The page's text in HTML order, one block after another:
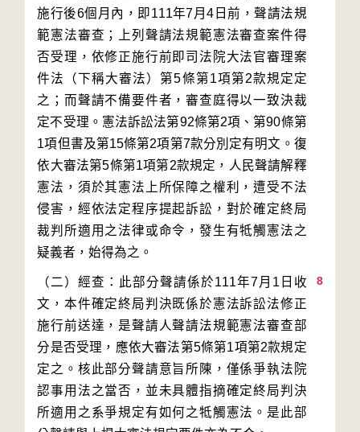
施行後6個月內，即111年7月4日前，聲請法規
範憲法審查；上列聲請法規範憲法審查案件得
否受理，依修正施行前即司法院大法官審理案
件法（下稱大審法）第5條第1項第2款規定定
之；而聲請不備要件者，審查庭得以一致決裁
定不受理。憲法訴訟法第92條第2項、第90條第
1項但書及第15條第2項第7款分別定有明文。復
依大審法第5條第1項第2款規定，人民聲請解釋
憲法，須於其憲法上所保障之權利，遭受不法
侵害，經依法定程序提起訴訟，對於確定終局
裁判所適用之法律或命令，發生有牴觸憲法之
8
（二）經查：此部分聲請係於111年7月1日收
文，本件確定終局判決既係於憲法訴訟法修正
施行前送達，是聲請人聲請法規範憲法審查部
分是否受理，應依大審法第5條第1項第2款規定
定之。核此部分聲請意旨所陳，僅係爭執法院
認事用法之當否，並未具體指摘確定終局判決
所適用之系爭規定有如何之牴觸憲法。是此部